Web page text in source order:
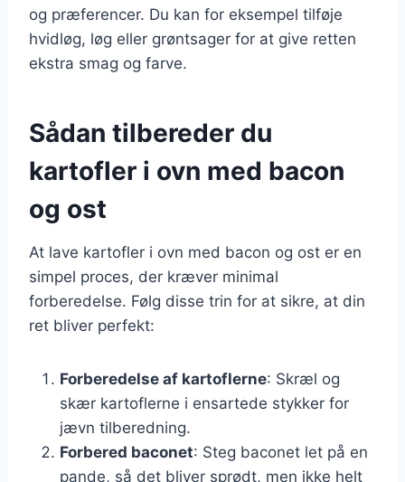
og præferencer. Du kan for eksempel tilføje
hvidløg, løg eller grøntsager for at give retten
ekstra smag og farve.
Sådan tilbereder du
kartofler i ovn med bacon
og ost
At lave kartofler i ovn med bacon og ost er en
simpel proces, der kræver minimal
forberedelse. Følg disse trin for at sikre, at din
ret bliver perfekt:
Forberedelse af kartoflerne: Skræl og
skær kartoflerne i ensartede stykker for
jævn tilberedning.
Forbered baconet: Steg baconet let på en
pande, så det bliver sprødt, men ikke helt